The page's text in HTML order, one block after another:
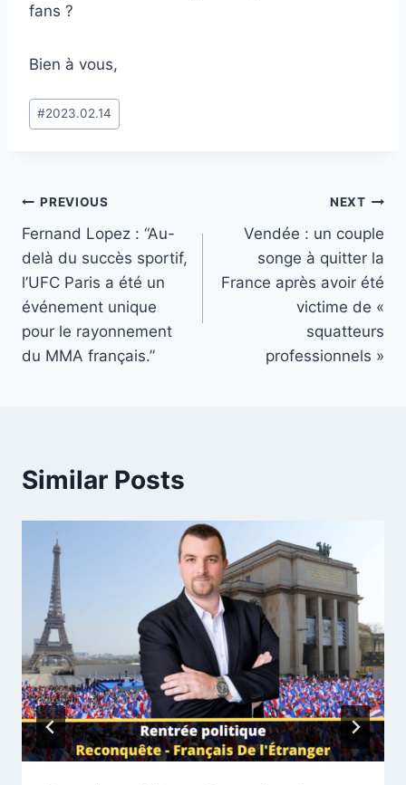
fans ?
Bien à vous,
Post
Tags:
#2023.02.14
Post
navigation
PREVIOUS
Fernand Lopez : “Au-
delà du succès sportif,
l’UFC Paris a été un
événement unique
pour le rayonnement
du MMA français.”
NEXT
Vendée : un couple
songe à quitter la
France après avoir été
victime de «
squatteurs
professionnels »
Similar Posts